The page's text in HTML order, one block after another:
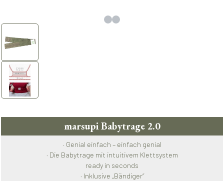
marsupi Babytrage 2.0
· Genial einfach – einfach genial
· Die Babytrage mit intuitivem Klettsystem
ready in seconds
· Inklusive „Bändiger“